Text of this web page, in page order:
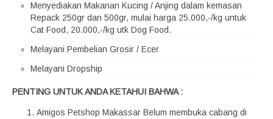
Menyediakan Makanan Kucing / Anjing dalam kemasan
Repack 250gr dan 500gr, mulai harga 25.000,-/kg untuk
Cat Food, 20.000,-/kg utk Dog Food.
Melayani Pembelian Grosir / Ecer
Melayani Dropship
PENTING UNTUK ANDA KETAHUI BAHWA :
Amigos Petshop Makassar Belum membuka cabang di